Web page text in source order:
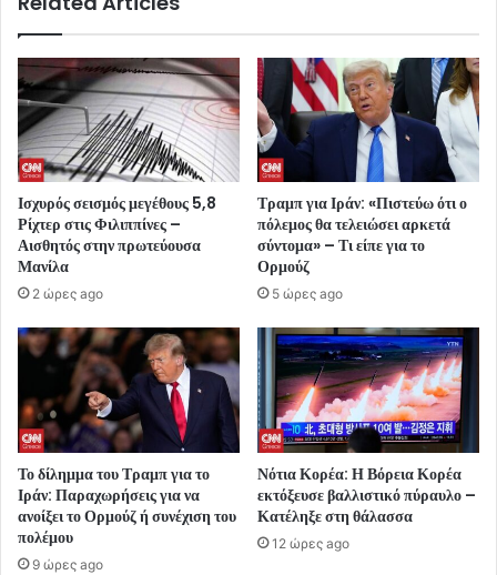
Ισχυρός σεισμός μεγέθους 5,8
Ρίχτερ στις Φιλιππίνες –
Αισθητός στην πρωτεύουσα
Μανίλα
2 ώρες ago
Τραμπ για Ιράν: «Πιστεύω ότι ο
πόλεμος θα τελειώσει αρκετά
σύντομα» – Τι είπε για το
Ορμούζ
5 ώρες ago
Το δίλημμα του Τραμπ για το
Ιράν: Παραχωρήσεις για να
ανοίξει το Ορμούζ ή συνέχιση του
πολέμου
9 ώρες ago
Νότια Κορέα: Η Βόρεια Κορέα
εκτόξευσε βαλλιστικό πύραυλο –
Κατέληξε στη θάλασσα
12 ώρες ago